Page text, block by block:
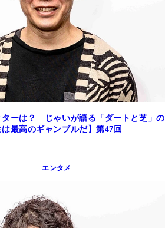
ターは？ じゃいが語る「ダートと芝」の
最高のギャンブルだ】第47回
エンタメ